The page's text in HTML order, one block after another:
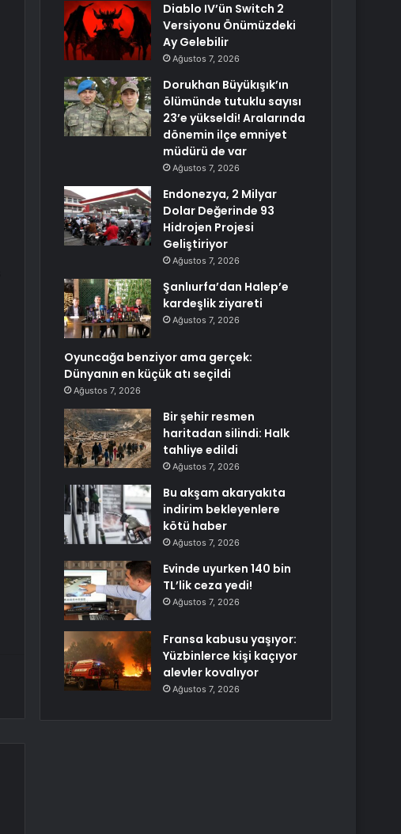
Diablo IV’ün Switch 2
Versiyonu Önümüzdeki
Ay Gelebilir
Ağustos 7, 2026
Dorukhan Büyükışık’ın
ölümünde tutuklu sayısı
23’e yükseldi! Aralarında
dönemin ilçe emniyet
müdürü de var
Ağustos 7, 2026
Endonezya, 2 Milyar
Dolar Değerinde 93
Hidrojen Projesi
Geliştiriyor
Ağustos 7, 2026
Şanlıurfa’dan Halep’e
kardeşlik ziyareti
Ağustos 7, 2026
Oyuncağa benziyor ama gerçek:
Dünyanın en küçük atı seçildi
Ağustos 7, 2026
Bir şehir resmen
haritadan silindi: Halk
tahliye edildi
Ağustos 7, 2026
Bu akşam akaryakıta
indirim bekleyenlere
kötü haber
Ağustos 7, 2026
Evinde uyurken 140 bin
TL’lik ceza yedi!
Ağustos 7, 2026
Fransa kabusu yaşıyor:
Yüzbinlerce kişi kaçıyor
alevler kovalıyor
Ağustos 7, 2026